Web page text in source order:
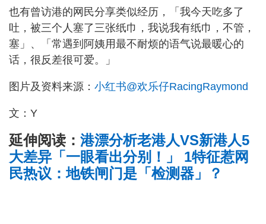
也有曾访港的网民分享类似经历，「我今天吃多了
吐，被三个人塞了三张纸巾，我说我有纸巾，不管，
塞」、「常遇到阿姨用最不耐烦的语气说最暖心的
话，很反差很可爱。」
图片及资料来源： 小红书@欢乐仔RacingRaymond
文：Y
延伸阅读： 港漂分析老港人VS新港人5
大差异「一眼看出分别！」 1特征惹网
民热议：地铁闸门是「检测器」？